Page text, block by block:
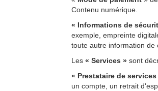
Contenu numérique.
« Informations de
exemple, empreinte
toute autre information de
Les « Services » sont
« Prestataire de services
un compte, un retrait